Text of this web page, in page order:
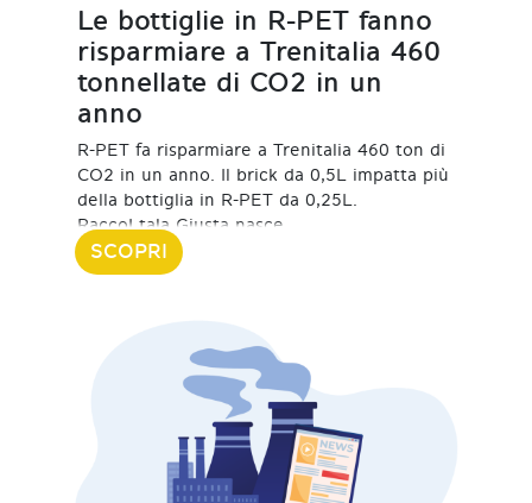
Le bottiglie in R-PET fanno
risparmiare a Trenitalia 460
tonnellate di CO2 in un
anno
R-PET fa risparmiare a Trenitalia 460 ton di
CO2 in un anno. Il brick da 0,5L impatta più
della bottiglia in R-PET da 0,25L.
RaccoLtala Giusta nasce
19 Febbraio 2024
SCOPRI